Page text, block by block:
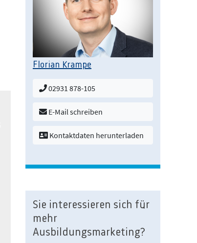
Florian Krampe
02931 878-105
E-Mail schreiben
Kontaktdaten herunterladen
Sie interessieren sich für
mehr
Ausbildungsmarketing?